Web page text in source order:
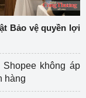
Bảo vệ quyền lợi
không áp
hàng